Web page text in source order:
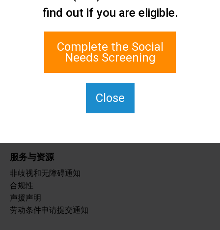
联系我们
1 Edgewater Plaza, Suite 700
纽约州斯塔顿岛 10305
服务与资源
非歧视和无障碍通知
合规性
声援声明
劳动条件申请提交通知
find out if you are eligible.
Complete the Social
Needs Screening
Close